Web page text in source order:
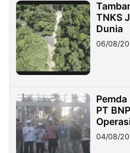
TNKS
Dunia
06/08/
PT
04/08/